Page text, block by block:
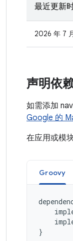
最近更新
2026 年 7
声明依
如需添加
Google 的
在应用或模
Groovy
}